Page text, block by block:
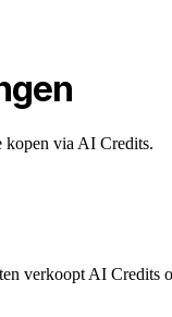
kopen via AI Credits.
verkoopt AI Credits